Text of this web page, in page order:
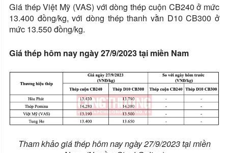
Giá thép Việt Mỹ (VAS) với dòng thép cuộn CB240 ở mức
13.400 đồng/kg, với dòng thép thanh vằn D10 CB300 ở
mức 13.550 đồng/kg.
Giá thép hôm nay ngày 27/9/2023 tại miền Nam
Tham khảo giá thép hôm nay ngày 27/9/2023 tại miền